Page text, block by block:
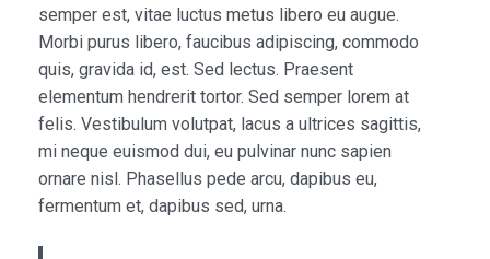
semper est, vitae luctus metus libero eu augue.
Morbi purus libero, faucibus adipiscing, commodo
quis, gravida id, est. Sed lectus. Praesent
elementum hendrerit tortor. Sed semper lorem at
felis. Vestibulum volutpat, lacus a ultrices sagittis,
mi neque euismod dui, eu pulvinar nunc sapien
ornare nisl. Phasellus pede arcu, dapibus eu,
fermentum et, dapibus sed, urna.